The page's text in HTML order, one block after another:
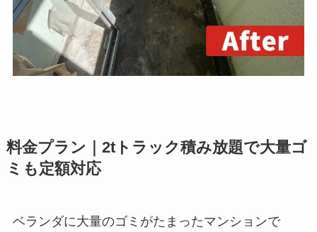
料金プラン｜2tトラック積み放題で大量ゴ
ミも定額対応
ベランダに大量のゴミがたまったマンションで